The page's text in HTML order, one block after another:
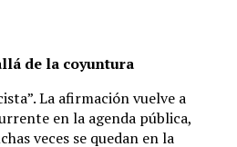
de la coyuntura
La afirmación vuelve a
en la agenda pública,
veces se quedan en la